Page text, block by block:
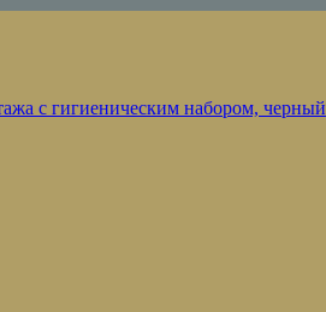
с гигиеническим набором, черный